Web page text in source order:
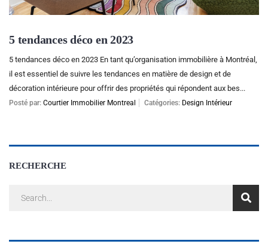
5 tendances déco en 2023
5 tendances déco en 2023 En tant qu’organisation immobilière à Montréal,
il est essentiel de suivre les tendances en matière de design et de
décoration intérieure pour offrir des propriétés qui répondent aux bes...
Posté par: Courtier Immobilier Montreal Catégories: Design Intérieur
RECHERCHE